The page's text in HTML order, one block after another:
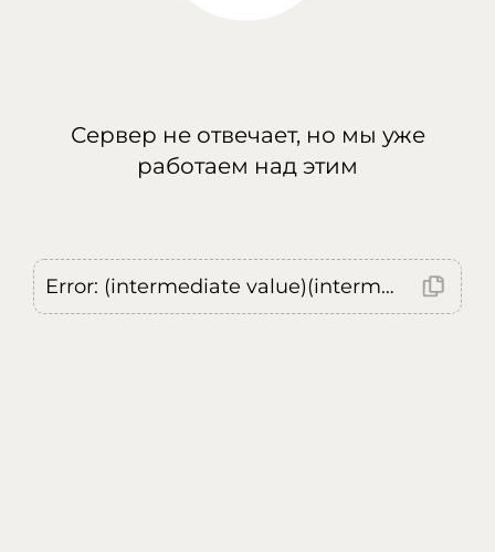
Сервер не отвечает, но мы уже
работаем над этим
Error: (intermediate value)(intermediate value)(intermediate value).replaceAll is not a function